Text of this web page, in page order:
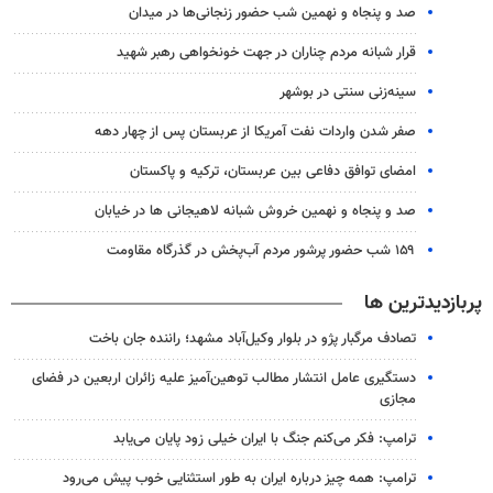
صد و پنجاه و نهمین شب حضور زنجانی‌ها در میدان
قرار شبانه مردم چناران در جهت خونخواهی رهبر شهید
سینه‌زنی سنتی در بوشهر
صفر شدن واردات نفت آمریکا از عربستان پس از چهار دهه
امضای توافق دفاعی بین عربستان، ترکیه و پاکستان
صد و پنجاه و نهمین خروش شبانه لاهیجانی ها در خیابان
۱۵۹ شب حضور پرشور مردم آب‌پخش در گذرگاه مقاومت
پربازدیدترین ها
تصادف مرگبار پژو در بلوار وکیل‌آباد مشهد؛ راننده جان باخت
دستگیری عامل انتشار مطالب توهین‌آمیز علیه زائران اربعین در فضای
مجازی
ترامپ: فکر می‌کنم جنگ با ایران خیلی زود پایان می‌یابد
ترامپ: همه چیز درباره ایران به طور استثنایی خوب پیش می‌رود